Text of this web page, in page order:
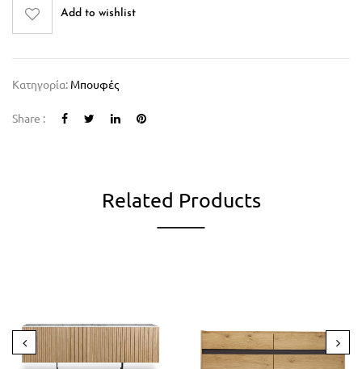
Add to wishlist
Κατηγορία: Μπουφές
Share :
Related Products